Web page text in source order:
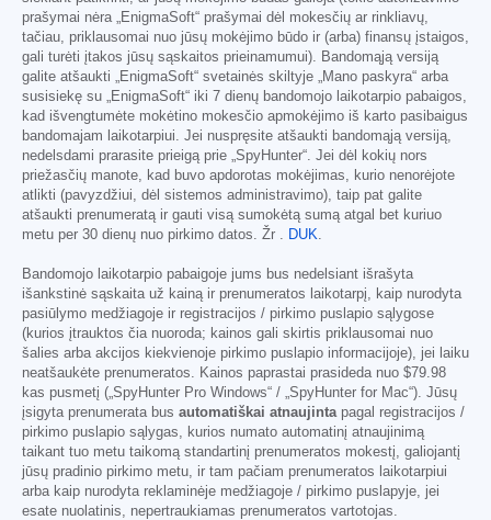
prašymai nėra „EnigmaSoft“ prašymai dėl mokesčių ar rinkliavų,
tačiau, priklausomai nuo jūsų mokėjimo būdo ir (arba) finansų įstaigos,
gali turėti įtakos jūsų sąskaitos prieinamumui). Bandomąją versiją
galite atšaukti „EnigmaSoft“ svetainės skiltyje „Mano paskyra“ arba
susisiekę su „EnigmaSoft“ iki 7 dienų bandomojo laikotarpio pabaigos,
kad išvengtumėte mokėtino mokesčio apmokėjimo iš karto pasibaigus
bandomajam laikotarpiui. Jei nuspręsite atšaukti bandomąją versiją,
nedelsdami prarasite prieigą prie „SpyHunter“. Jei dėl kokių nors
priežasčių manote, kad buvo apdorotas mokėjimas, kurio nenorėjote
atlikti (pavyzdžiui, dėl sistemos administravimo), taip pat galite
atšaukti prenumeratą ir gauti visą sumokėtą sumą atgal bet kuriuo
metu per 30 dienų nuo pirkimo datos. Žr .
DUK
Bandomojo laikotarpio pabaigoje jums bus nedelsiant išrašyta
išankstinė sąskaita už kainą ir prenumeratos laikotarpį, kaip nurodyta
pasiūlymo medžiagoje ir registracijos / pirkimo puslapio sąlygose
(kurios įtrauktos čia nuoroda; kainos gali skirtis priklausomai nuo
šalies arba akcijos kiekvienoje pirkimo puslapio informacijoje), jei laiku
neatšaukėte prenumeratos. Kainos paprastai prasideda nuo $79.98
kas pusmetį („SpyHunter Pro Windows“ / „SpyHunter for Mac“). Jūsų
įsigyta prenumerata bus automatiškai atnaujinta pagal registracijos /
pirkimo puslapio sąlygas, kurios numato automatinį atnaujinimą
taikant tuo metu taikomą standartinį prenumeratos mokestį, galiojantį
jūsų pradinio pirkimo metu, ir tam pačiam prenumeratos laikotarpiui
arba kaip nurodyta reklaminėje medžiagoje / pirkimo puslapyje, jei
esate nuolatinis, nepertraukiamas prenumeratos vartotojas.